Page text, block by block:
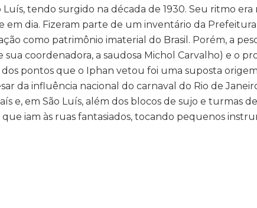
tendo surgido na década de 1930. Seu ritmo era
em dia. Fizeram parte de um inventário da
como patrimônio imaterial do Brasil. Porém, a
coordenadora, a saudosa Michol Carvalho) e o
pontos que o Iphan vetou foi uma suposta
da influência nacional do carnaval do Rio de
e, em São Luís, além dos blocos de sujo e turmas
iam às ruas fantasiados, tocando pequenos